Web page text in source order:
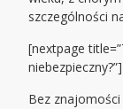
szczególności
[nextpage
niebezpieczny?”]
Bez